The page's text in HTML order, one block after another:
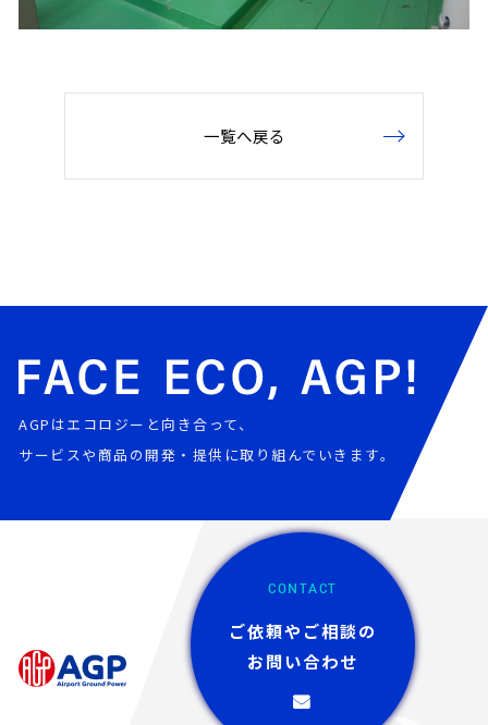
一覧へ戻る
AGPはエコロジーと向き合って、
サービスや商品の開発・提供に取り組んでいきます。
CONTACT
ご依頼やご相談の
お問い合わせ